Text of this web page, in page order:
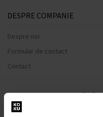
DESPRE COMPANIE
Despre noi
Formular de contact
Contact
TOTUL DESPRE